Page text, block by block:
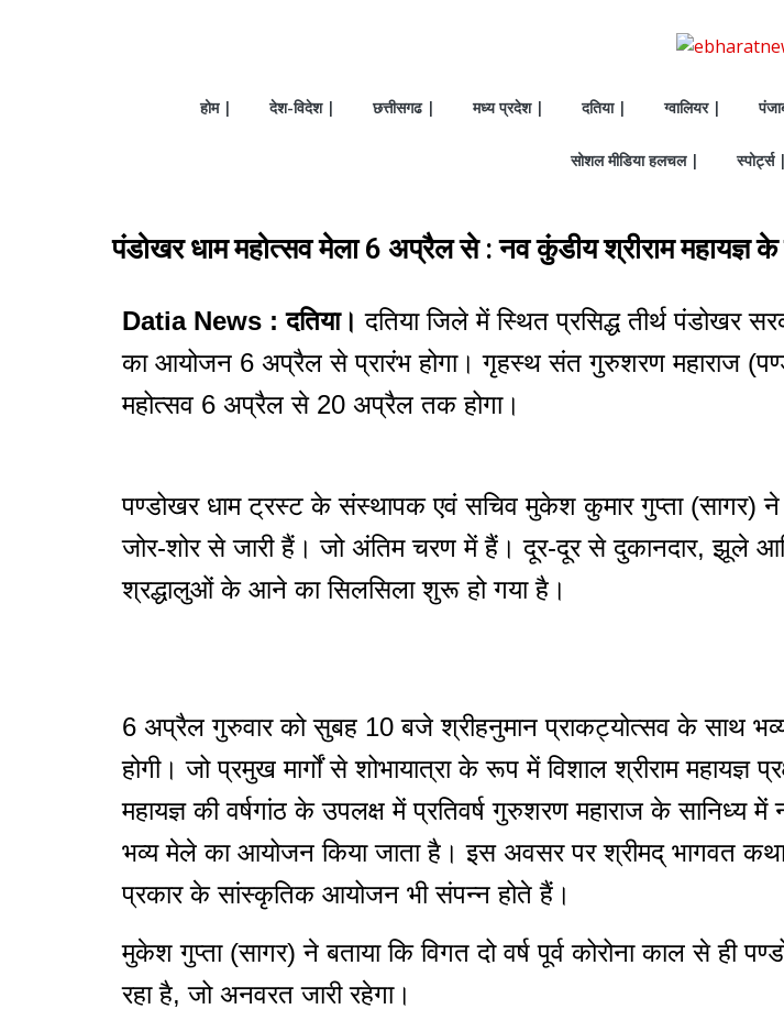
होम | देश-विदेश | छत्तीसगढ | मध्य प्रदेश | दतिया | ग्वालियर |
सोशल मीडिया हलचल | स्पोर्ट्स |
पंडोखर धाम महोत्सव मेला 6 अप्रैल से : नव कुंडीय श्रीराम महायज्ञ
Datia News : दतिया। दतिया जिले में स्थित प्रसिद्ध तीर्थ पंडोखर
का आयोजन 6 अप्रैल से प्रारंभ होगा। गृहस्थ संत गुरुशरण महाराज
महोत्सव 6 अप्रैल से 20 अप्रैल तक होगा।
पण्डोखर धाम ट्रस्ट के संस्थापक एवं सचिव मुकेश कुमार गुप्ता (सागर) ने
जोर-शोर से जारी हैं। जो अंतिम चरण में हैं। दूर-दूर से दुकानदार, झूले
श्रद्धालुओं के आने का सिलसिला शुरू हो गया है।
6 अप्रैल गुरुवार को सुबह 10 बजे श्रीहनुमान प्राकट्योत्सव के साथ
होगी। जो प्रमुख मार्गों से शोभायात्रा के रूप में विशाल श्रीराम
महायज्ञ की वर्षगांठ के उपलक्ष में प्रतिवर्ष गुरुशरण महाराज के सानिध्य
भव्य मेले का आयोजन किया जाता है। इस अवसर पर श्रीमद् भागवत
प्रकार के सांस्कृतिक आयोजन भी संपन्न होते हैं।
मुकेश गुप्ता (सागर) ने बताया कि विगत दो वर्ष पूर्व कोरोना काल से ही
रहा है, जो अनवरत जारी रहेगा।